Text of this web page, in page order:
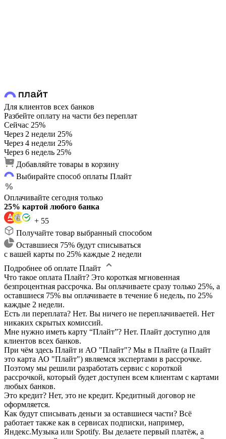
Для клиентов всех банков
Разбейте оплату на части без переплат
Сейчас 25%
Через 2 недели 25%
Через 4 недели 25%
Через 6 недель 25%
Добавляйте товары в корзину
Выбирайте способ оплаты Плайт
Оплачивайте сегодня только
25% картой любого банка
+ 55
Получайте товар выбранный способом
Оставшиеся 75% будут списываться
с вашей карты по 25% каждые 2 недели
Подробнее об оплате Плайт
Что такое оплата Плайт? Это короткая мгновенная
безпроцентная рассрочка. Вы оплачиваете сразу только 25%, а
оставшиеся 75% вы оплачиваете в течение 6 недель, по 25%
каждые 2 недели.
Есть ли переплата? Нет. Вы ничего не переплачиваетей. Нет
никаких скрытых комиссий.
Мне нужно иметь карту “Плайт”? Нет. Плайт доступно для
клиентов всех банков.
При чём здесь Плайт и АО "Плайт"? Мы в Плайте (а Плайт
это карта АО "Плайт") являемся экспертами в рассрочке.
Поэтому мы решили разработать сервис с короткой
рассрочкой, который будет доступен всем клиентам с картами
любых банков.
Это кредит? Нет, это не кредит. Кредитный договор не
оформляется.
Как будут списывать деньги за оставшиеся части? Всё
работает также как в сервисах подписки, например,
Яндекс.Музыка или Spotify. Вы делаете первый платёж, а